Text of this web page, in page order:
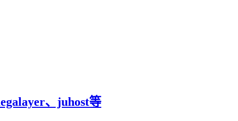
、juhost等